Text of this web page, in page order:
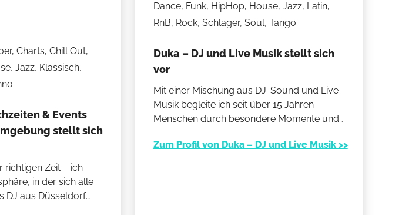
Charts, Chill Out,
Jazz, Klassisch,
& Events
stellt sich
richtigen Zeit – ich
in der sich alle
DJ aus Düsseldorf
Dance, Funk, HipHop, House, Jazz, Latin,
RnB, Rock, Schlager, Soul, Tango
Duka – DJ und Live Musik stellt sich
vor
Mit einer Mischung aus DJ-Sound und Live-
Musik begleite ich seit über 15 Jahren
Menschen durch besondere Momente und
aufnehmen. Ob Hochzeit, Firmenfeier oder
Zum Profil von Duka – DJ und Live Musik >>